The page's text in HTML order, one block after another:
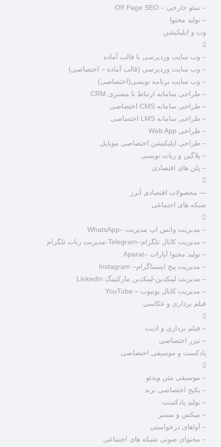
– سئو خارجی – Off Page SEO
– تولید محتوا
وب و اپلیکیشن
– وب سایت وردپرسی با قالب آماده
– وب سایت وردپرسی (قالب آماده – اختصاصی)
– وب سایت برنامه نویسی(اختصاصی)
– طراحی سامانه ارتباط با مشتری CRM
– طراحی سامانه CMS اختصاصی
– طراحی سامانه LMS اختصاصی
– طراحی Web App
– طراحی اپلیکیشن اختصاصی موبایل
– پلاگین و ربات نویسی
– پلن های اقتصادی
— محصولات اقتصادی آترز
شبکه های اجتماعی
– مدیریت واتس اپ مدیریت –WhatsApp
– مدیریت کانال تلگرام–Telegram-مدیریت ربات تلگرام
– تولید محتوا آپارات –Aparat
– مدیریت پیج اینستاگرام– Instagram
– مدیریت لینکدین-لینکدین مارکتینگ LinkedIn
– مدیریت کانال یوتیوب – YouTube
فیلم برداری و عکاسی
– فیلم برداری و ادیت
– تیزر اختصاصی
پادکست و موسیقی اختصاصی
– موسیقی متن ویدئو
– پکیج اختصاصی برند
– تولید پادکست
– میکس و مستر
– آواهای درخواستی
– محتوای صوتی شبکه های اجتماعی